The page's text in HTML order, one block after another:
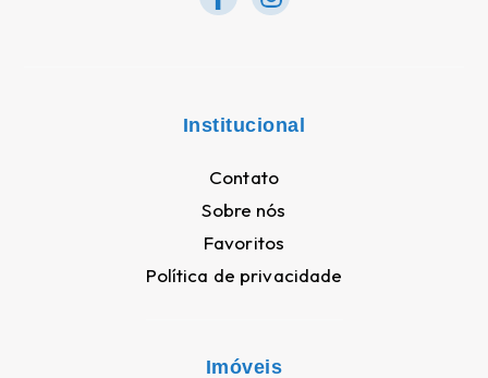
Institucional
Contato
Sobre nós
Favoritos
Política de privacidade
Imóveis